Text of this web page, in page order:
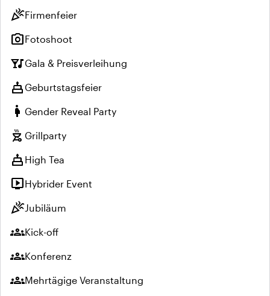
celebrationFirmenfeier
photo_cameraFotoshoot
nightlifeGala & Preisverleihung
cakeGeburtstagsfeier
pregnant_woman Gender Reveal Party
outdoor_grill Grillparty
cake High Tea
live_tvHybrider Event
celebrationJubiläum
groupsKick-off
groupsKonferenz
groupsMehrtägige Veranstaltung